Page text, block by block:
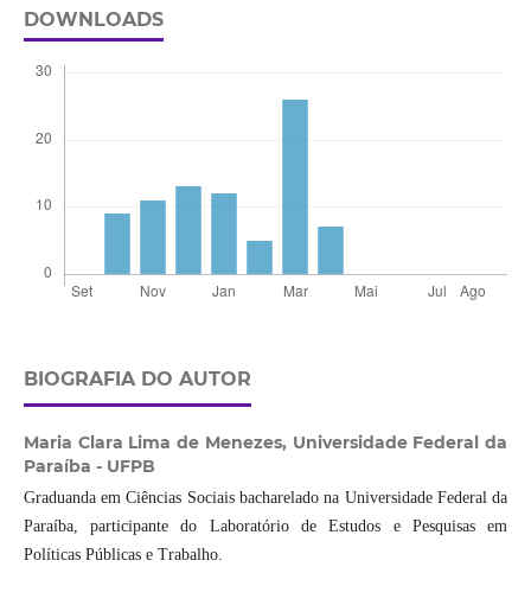
DOWNLOADS
BIOGRAFIA DO AUTOR
Maria Clara Lima de Menezes, Universidade Federal da
Paraíba - UFPB
Graduanda em Ciências Sociais bacharelado na Universidade Federal da
Paraíba, participante do Laboratório de Estudos e Pesquisas em
Políticas Públicas e Trabalho.